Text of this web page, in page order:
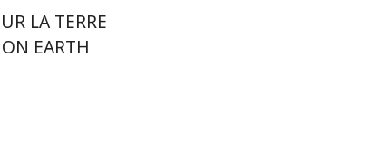
LA TERRE
EARTH